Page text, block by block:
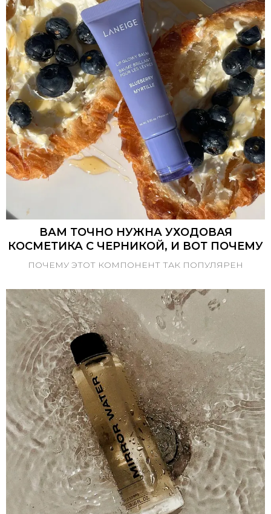
ВАМ ТОЧНО НУЖНА УХОДОВАЯ
КОСМЕТИКА С ЧЕРНИКОЙ, И ВОТ ПОЧЕМУ
ПОЧЕМУ ЭТОТ КОМПОНЕНТ ТАК ПОПУЛЯРЕН